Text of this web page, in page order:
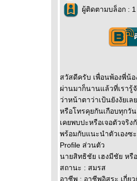
ผู้ติดตามบล็อก :
สวัสดีครับ เพื่อนพ้องพี่น้
ผ่านมาก็นานแล้วที่เรารู้
ว่าหน้าตาว่าเป้นยังงัยเ
หรือโทรคุยกันเกือบทุกวั
เคยพบปะหรือเจอตัวจริ
พร้อมกับแนะนำตัวเองซะ
Profile ส่วนตัว
นายสิทธิชัย เฮงมีชัย หรื
สถานะ : สมรส
อาชีพ : อาชีพอิสระ เกี่ย